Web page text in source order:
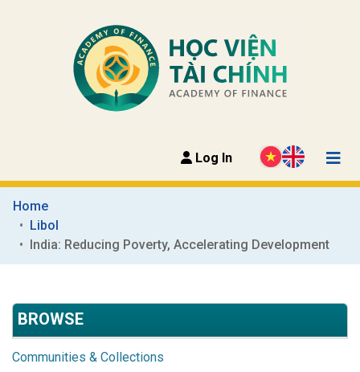
Log In
Home
Libol
India: Reducing Poverty, Accelerating Development
BROWSE
Communities & Collections